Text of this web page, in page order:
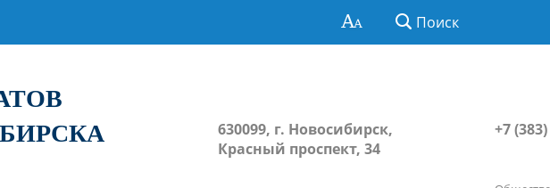
Поиск
630099, г. Новосибирск,
Красный проспект, 34
+7